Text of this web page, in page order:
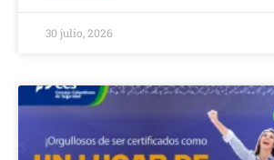
30 julio, 2026